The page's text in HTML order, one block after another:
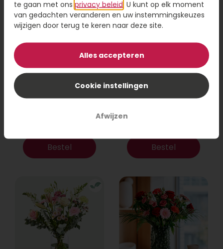
Bestel Bestel
te gaan met ons privacy beleid . U kunt op elk moment
van gedachten veranderen en uw instemmingskeuzes
wijzigen door terug te keren naar deze site.
Alles accepteren
Cookie instellingen
Afwijzen